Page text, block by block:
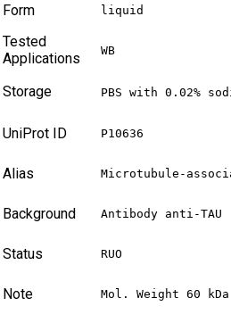
Form liquid
Tested
Applications
WB
Storage PBS with 0.02%
UniProt ID P10636
Alias Microtubule-
Background Antibody anti-TAU
Status RUO
Note Mol. Weight 60 kDa